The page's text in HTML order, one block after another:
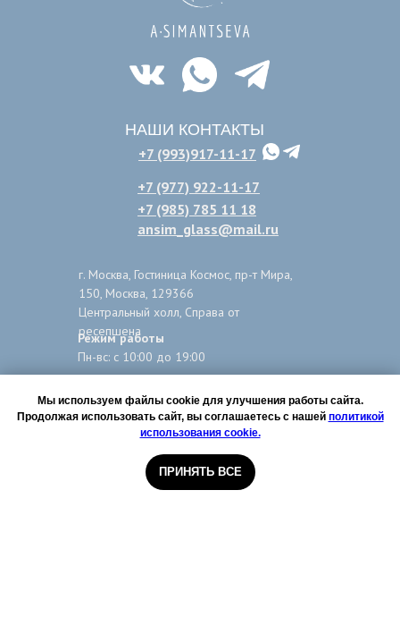
НАШИ КОНТАКТЫ
+7 (993)917-11-17
+7 (985) 785 11 18
г. Москва, Гостиница Космос, пр-т Мира,
150, Москва, 129366
Центральный холл, Справа от
ресепшена
Режим работы
Пн-вс: с 10:00 до 19:00
г. Москва, Кремль в Измайлово
метро Партизанская,
Измайловское Шоссе, 73ж "Мир стекла"
Режим работы
Пн-вс: с 10:00 до 19:00
ansim_glass@mail.ru
+7 (977) 922-11-17
Мы используем файлы cookie для улучшения работы сайта.
Продолжая использовать сайт, вы соглашаетесь с нашей политикой
использования cookie.
ПРИНЯТЬ ВСЕ